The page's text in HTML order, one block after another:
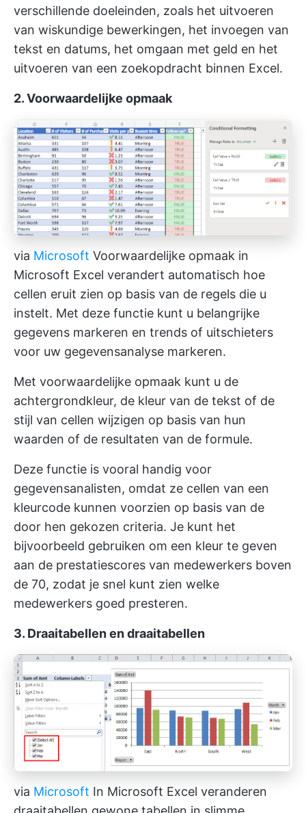
verschillende doeleinden, zoals het uitvoeren
van wiskundige bewerkingen, het invoegen van
tekst en datums, het omgaan met geld en het
uitvoeren van een zoekopdracht binnen Excel.
2. Voorwaardelijke opmaak
via Microsoft Voorwaardelijke opmaak in
Microsoft Excel verandert automatisch hoe
cellen eruit zien op basis van de regels die u
instelt. Met deze functie kunt u belangrijke
gegevens markeren en trends of uitschieters
voor uw gegevensanalyse markeren.
Met voorwaardelijke opmaak kunt u de
achtergrondkleur, de kleur van de tekst of de
stijl van cellen wijzigen op basis van hun
waarden of de resultaten van de formule.
Deze functie is vooral handig voor
gegevensanalisten, omdat ze cellen van een
kleurcode kunnen voorzien op basis van de
door hen gekozen criteria. Je kunt het
bijvoorbeeld gebruiken om een kleur te geven
aan de prestatiescores van medewerkers boven
de 70, zodat je snel kunt zien welke
medewerkers goed presteren.
3. Draaitabellen en draaitabellen
via Microsoft In Microsoft Excel veranderen